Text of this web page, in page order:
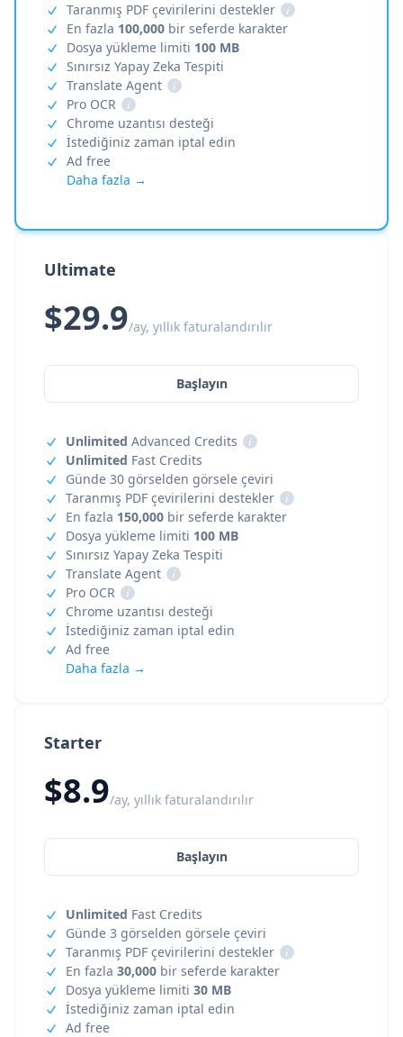
Starter
$8.9/ay, yıllık faturalandırılır
Başlayın
Unlimited Fast Credits
Günde 3 görselden görsele çeviri
Taranmış PDF çevirilerini destekler
i
En fazla 30,000 bir seferde karakter
Dosya yükleme limiti 30 MB
İstediğiniz zaman iptal edin
Ad free
Taranmış PDF çevirilerini destekler
i
En fazla 100,000 bir seferde karakter
Dosya yükleme limiti 100 MB
Sınırsız Yapay Zeka Tespiti
Translate Agent
i
Pro OCR
i
Chrome uzantısı desteği
İstediğiniz zaman iptal edin
Ad free
Daha fazla →
Ultimate
$29.9/ay, yıllık faturalandırılır
Başlayın
Unlimited Advanced Credits
i
Unlimited Fast Credits
Günde 30 görselden görsele çeviri
Taranmış PDF çevirilerini destekler
i
En fazla 150,000 bir seferde karakter
Dosya yükleme limiti 100 MB
Sınırsız Yapay Zeka Tespiti
Translate Agent
i
Pro OCR
i
Chrome uzantısı desteği
İstediğiniz zaman iptal edin
Ad free
Daha fazla →